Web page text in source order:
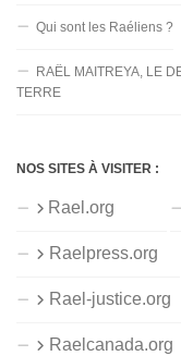
Qui sont les Raéliens ?
RAËL MAITREYA, LE
TERRE
NOS SITES À VISITER :
Rael.org
Raelpress.org
Rael-